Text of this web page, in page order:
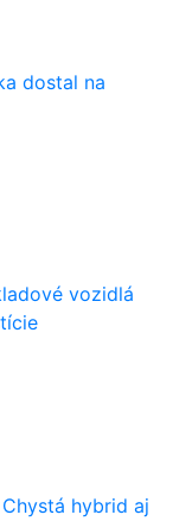
dostal na
vozidlá
hybrid aj